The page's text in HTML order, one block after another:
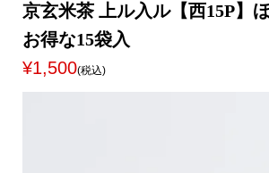
京玄米茶 上ル入ル【西15P】
お得な15袋入
¥1,500(税込)